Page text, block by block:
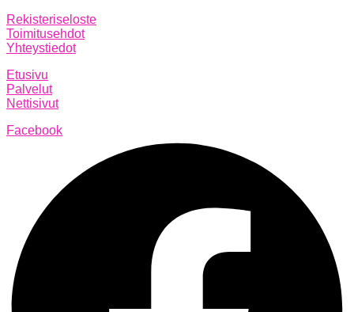
Rekisteriseloste
Toimitusehdot
Yhteystiedot
Etusivu
Palvelut
Nettisivut
Facebook